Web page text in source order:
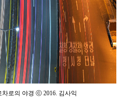
차로의 야경 ⓒ 2016. 김사익